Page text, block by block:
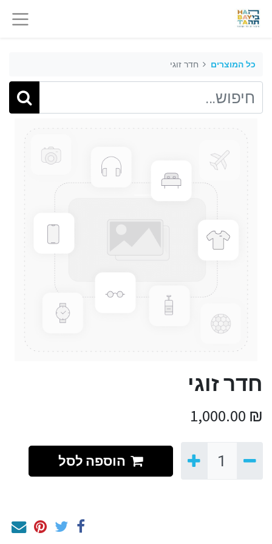
כל המוצרים חדר זוגי
חדר זוגי
₪
1,000.00
הוספה לסל